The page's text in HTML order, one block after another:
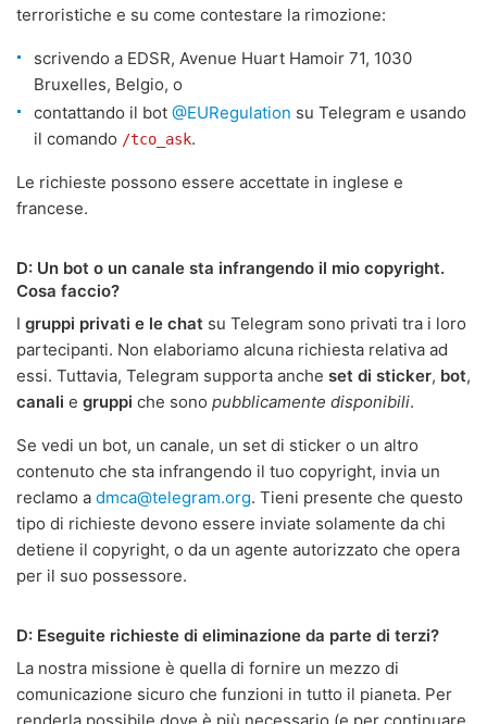
terroristiche e su come contestare la rimozione:
scrivendo a EDSR, Avenue Huart Hamoir 71, 1030
Bruxelles, Belgio, o
contattando il bot @EURegulation su Telegram e usando
il comando /tco_ask.
Le richieste possono essere accettate in inglese e
francese.
D: Un bot o un canale sta infrangendo il mio copyright.
Cosa faccio?
I gruppi privati e le chat su Telegram sono privati tra i loro
partecipanti. Non elaboriamo alcuna richiesta relativa ad
essi. Tuttavia, Telegram supporta anche set di sticker, bot,
canali e gruppi che sono pubblicamente disponibili.
Se vedi un bot, un canale, un set di sticker o un altro
contenuto che sta infrangendo il tuo copyright, invia un
reclamo a dmca@telegram.org. Tieni presente che questo
tipo di richieste devono essere inviate solamente da chi
detiene il copyright, o da un agente autorizzato che opera
per il suo possessore.
D: Eseguite richieste di eliminazione da parte di terzi?
La nostra missione è quella di fornire un mezzo di
comunicazione sicuro che funzioni in tutto il pianeta. Per